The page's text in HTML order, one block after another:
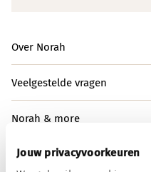
Jouw privacyvoorkeuren
Over Norah
Veelgestelde vragen
Norah & more